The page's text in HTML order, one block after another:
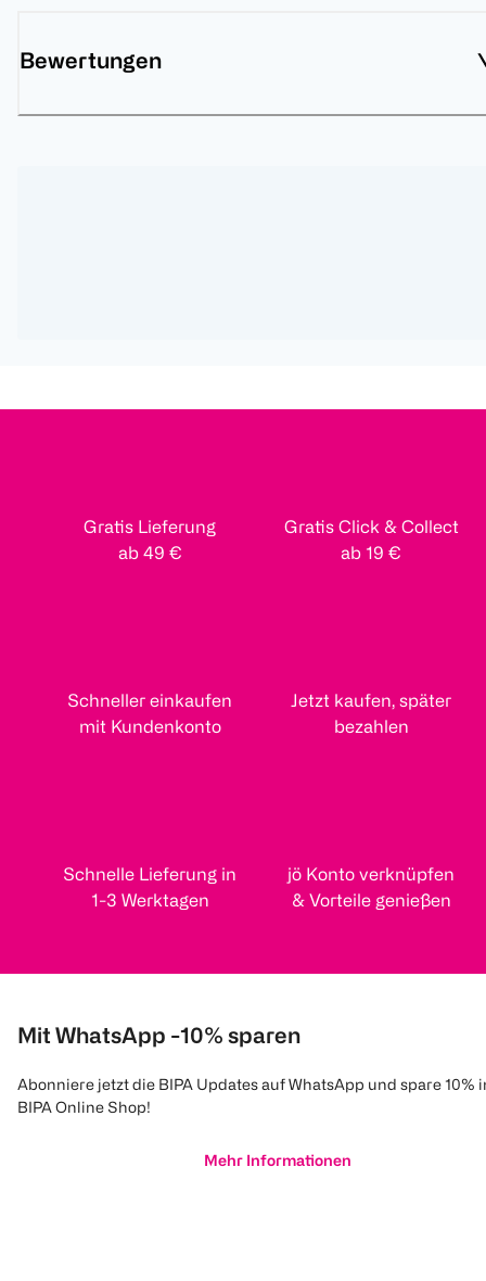
Bewertungen
Gratis Lieferung
ab 49 €
Gratis Click & Collect
ab 19 €
Schneller einkaufen
mit Kundenkonto
Jetzt kaufen, später
bezahlen
Schnelle Lieferung in
1-3 Werktagen
jö Konto verknüpfen
& Vorteile genießen
Mit WhatsApp -10% sparen
Abonniere jetzt die BIPA Updates auf WhatsApp und spare 10%
BIPA Online Shop!
Mehr Informationen